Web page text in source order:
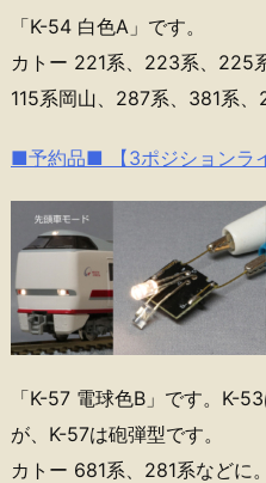
「K-54 白色A」です。
カトー 221系、223系、225
115系岡山、287系、381系、
■予約品■ 【3ポジションラ
「K-57 電球色B」です。K-
が、K-57は砲弾型です。
カトー 681系、281系などに。